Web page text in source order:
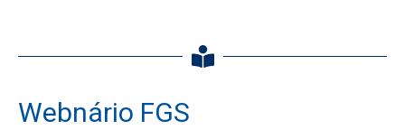
Webnário FGS